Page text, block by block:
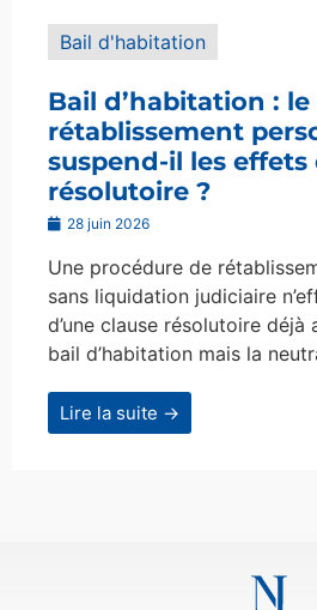
Bail d'habitation
Bail d’habitation : le
rétablissement
suspend-il les effets
résolutoire ?
28 juin 2026
Une procédure de
sans liquidation judiciaire
d’une clause résolutoire déjà
bail d’habitation mais la
Lire la suite →